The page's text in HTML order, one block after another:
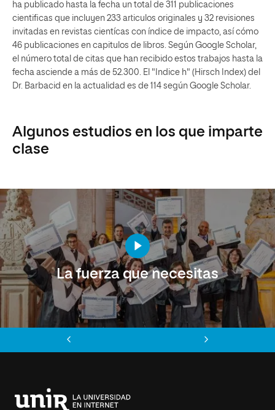
ha publicado hasta la fecha un total de 311 publicaciones
cientificas que incluyen 233 articulos originales y 32 revisiones
invitadas en revistas cientícas con índice de impacto, así cómo
46 publicaciones en capitulos de libros. Según Google Scholar,
el número total de citas que han recibido estos trabajos hasta la
fecha asciende a más de 52.300. El "Indice h" (Hirsch Index) del
Dr. Barbacid en la actualidad es de 114 según Google Scholar.
Algunos estudios en los que imparte
clase
La fuerza que necesitas